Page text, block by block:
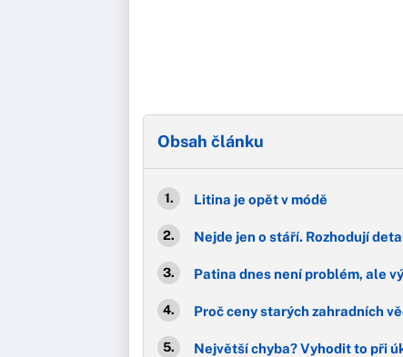
Obsah článku
Litina je opět v módě
Nejde jen o stáří. Rozhodují
Patina dnes není problém, ale
Proč ceny starých zahradních
Největší chyba? Vyhodit to při